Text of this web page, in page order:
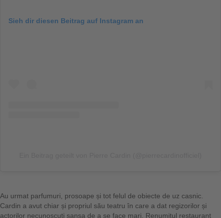
Sieh dir diesen Beitrag auf Instagram an
Au urmat parfumuri, prosoape și tot felul de obiecte de uz casnic.
Cardin a avut chiar și propriul său teatru în care a dat regizorilor și
actorilor necunoscuți șansa de a se face mari. Renumitul restaurant